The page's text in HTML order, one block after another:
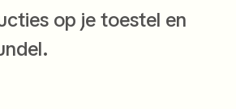
op je toestel en